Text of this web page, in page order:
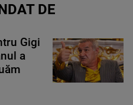
DE
Gigi
a